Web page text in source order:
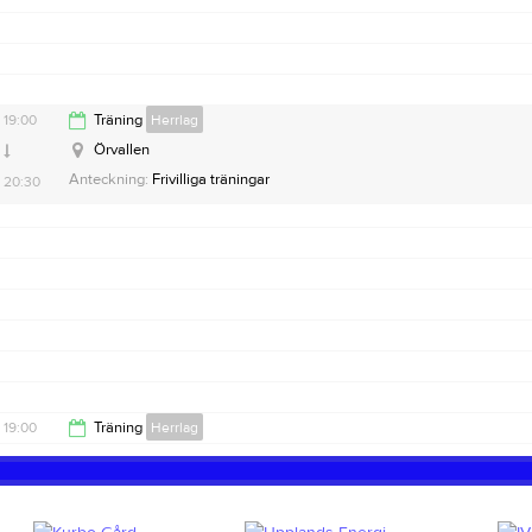
19:00 Träning Herrlag
20:30
Örvallen
Anteckning: Frivilliga träningar
19:00 Träning Herrlag
20:30